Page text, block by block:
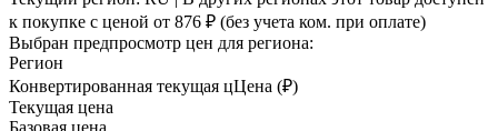
к покупке с ценой от 876 ₽ (без учета ком. при оплате)
Выбран предпросмотр цен для региона:
Регион
Конвертированная текущая цЦена (₽)
Текущая цена
Базовая цена